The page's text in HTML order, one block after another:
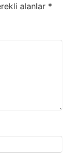
alanlar *